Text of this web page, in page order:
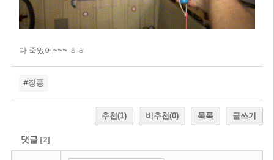
다 죽었어~~~ ㅎㅎ
#장풍
추천(1) 비추천(0) 목록 글쓰기
댓글[2]